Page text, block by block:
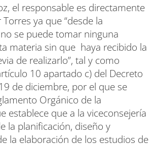
el responsable es directamente
ya que “desde la
se puede tomar ninguna
materia sin que haya recibido la
de realizarlo”, tal y como
10 apartado c) del Decreto
de diciembre, por el que se
Orgánico de la
establece que a la viceconsejería
la planificación, diseño y
la elaboración de los estudios de